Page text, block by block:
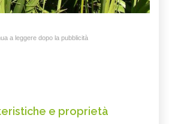
a leggere dopo la pubblicità
e proprietà